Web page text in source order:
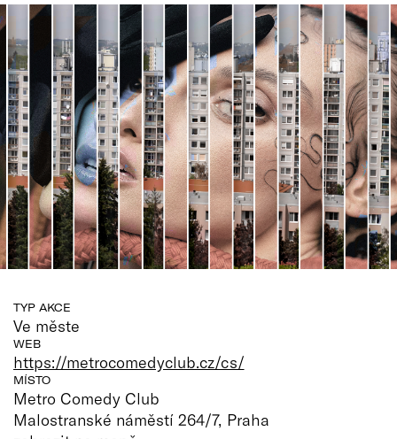
Pro děti
edu
Vše o ČT
TYP AKCE
Ve měste
WEB
https://metrocomedyclub.cz/cs/
MÍSTO
Metro Comedy Club
Malostranské náměstí 264/7, Praha